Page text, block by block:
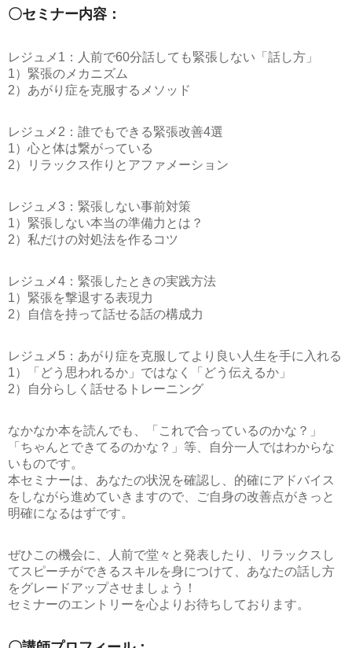
〇セミナー内容：
レジュメ1：人前で60分話しても緊張しない「話し方」
1）緊張のメカニズム
2）あがり症を克服するメソッド
レジュメ2：誰でもできる緊張改善4選
1）心と体は繋がっている
2）リラックス作りとアファメーション
レジュメ3：緊張しない事前対策
1）緊張しない本当の準備力とは？
2）私だけの対処法を作るコツ
レジュメ4：緊張したときの実践方法
1）緊張を撃退する表現力
2）自信を持って話せる話の構成力
レジュメ5：あがり症を克服してより良い人生を手に入れる
1）「どう思われるか」ではなく「どう伝えるか」
2）自分らしく話せるトレーニング
なかなか本を読んでも、「これで合っているのかな？」
「ちゃんとできてるのかな？」等、自分一人ではわからな
いものです。
本セミナーは、あなたの状況を確認し、的確にアドバイス
をしながら進めていきますので、ご自身の改善点がきっと
明確になるはずです。
ぜひこの機会に、人前で堂々と発表したり、リラックスし
てスピーチができるスキルを身につけて、あなたの話し方
をグレードアップさせましょう！
セミナーのエントリーを心よりお待ちしております。